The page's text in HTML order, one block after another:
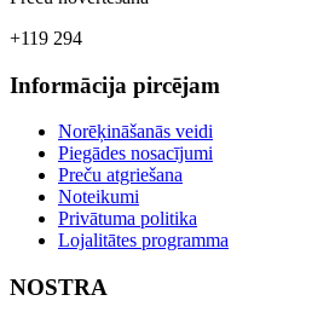
+119 294
Informācija pircējam
Norēķināšanās veidi
Piegādes nosacījumi
Preču atgriešana
Noteikumi
Privātuma politika
Lojalitātes programma
NOSTRA